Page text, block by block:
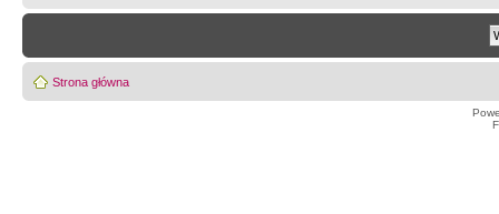
Strona główna